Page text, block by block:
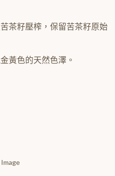
茶籽壓榨，保留苦茶籽原始
黃色的天然色澤。